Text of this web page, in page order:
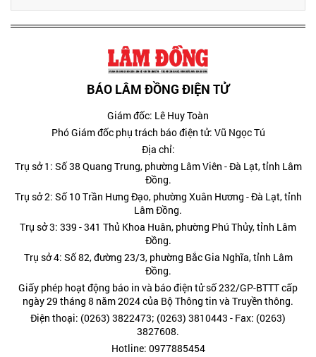
BÁO LÂM ĐỒNG ĐIỆN TỬ
Giám đốc: Lê Huy Toàn
Phó Giám đốc phụ trách báo điện tử: Vũ Ngọc Tú
Địa chỉ:
Trụ sở 1: Số 38 Quang Trung, phường Lâm Viên - Đà Lạt, tỉnh Lâm
Đồng.
Trụ sở 2: Số 10 Trần Hưng Đạo, phường Xuân Hương - Đà Lạt, tỉnh
Lâm Đồng.
Trụ sở 3: 339 - 341 Thủ Khoa Huân, phường Phú Thủy, tỉnh Lâm
Đồng.
Trụ sở 4: Số 82, đường 23/3, phường Bắc Gia Nghĩa, tỉnh Lâm
Đồng.
Giấy phép hoạt động báo in và báo điện tử số 232/GP-BTTT cấp
ngày 29 tháng 8 năm 2024 của Bộ Thông tin và Truyền thông.
Điện thoại: (0263) 3822473; (0263) 3810443 - Fax: (0263)
3827608.
Hotline: 0977885454